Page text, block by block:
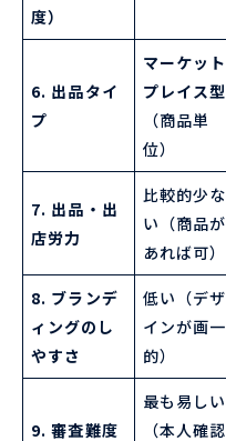
度）
6. 出品タイ
プ
マーケット
プレイス型
（商品単
位）
7. 出品・出
店労力
比較的少な
い（商品が
あれば可）
8. ブランデ
ィングのし
やすさ
低い（デザ
インが画一
的）
9. 審査難度
最も易しい
（本人確認